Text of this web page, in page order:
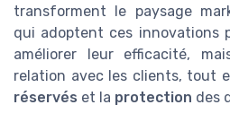
transforment le paysage
qui adoptent ces innovations
améliorer leur efficacité,
relation avec les clients, tout
réservés et la protection des